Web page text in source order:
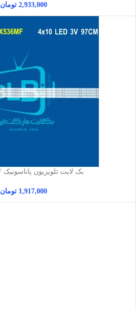
2,933,000 تومان
بک لایت تلویزیون پاناسونیک 49GX536MF
1,917,000 تومان